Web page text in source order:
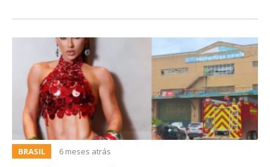
BRASIL 6 meses atrás